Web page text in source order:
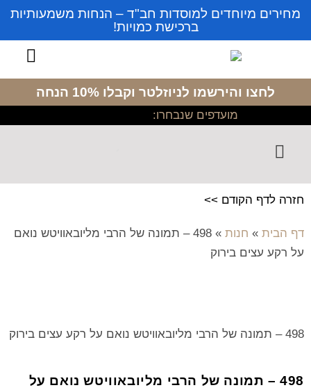
מחירים מיוחדים למוסדות חב"ד – הנחות משמעותיות
ברכישת כמויות!
לחצו והירשמו לניוזלטר וקבלו 10% הנחה
מועדפים שנבחרו:
חזרה לדף הקודם >>
דף הבית » חנות »
498 – תמונה של הרבי מליובאוויטש נואם
על רקע עצים בירוק
498 – תמונה של הרבי מליובאוויטש נואם על רקע עצים בירוק
498 – תמונה של הרבי מליובאוויטש נואם על